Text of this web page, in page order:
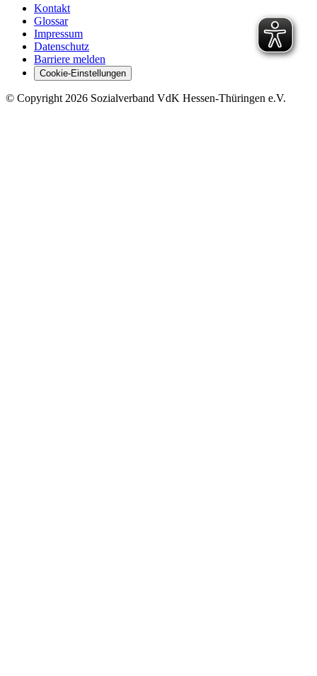
Kontakt
Glossar
Impressum
Datenschutz
Barriere melden
Cookie-Einstellungen
© Copyright 2026 Sozialverband VdK Hessen-Thüringen e.V.